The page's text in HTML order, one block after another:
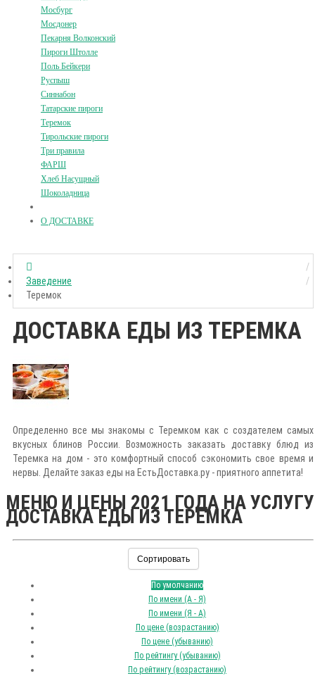
Мосбург
Мосдонер
Пекарня Волконский
Пироги Штолле
Поль Бейкери
Руспыш
Синнабон
Татарские пироги
Теремок
Тирольские пироги
Три правила
ФАРШ
Хлеб Насущный
Шоколадница
О ДОСТАВКЕ
Заведение
Теремок
ДОСТАВКА ЕДЫ ИЗ ТЕРЕМКА
Определенно все мы знакомы с Теремком как с создателем самых
вкусных блинов России. Возможность заказать доставку блюд из
Теремка на дом - это комфортный способ сэкономить свое время и
нервы. Делайте заказ еды на ЕстьДоставка.ру - приятного аппетита!
МЕНЮ И ЦЕНЫ 2021 ГОДА НА УСЛУГУ
ДОСТАВКА ЕДЫ ИЗ ТЕРЕМКА
Сортировать
По умолчанию
По имени (A - Я)
По имени (Я - A)
По цене (возрастанию)
По цене (убыванию)
По рейтингу (убыванию)
По рейтингу (возрастанию)